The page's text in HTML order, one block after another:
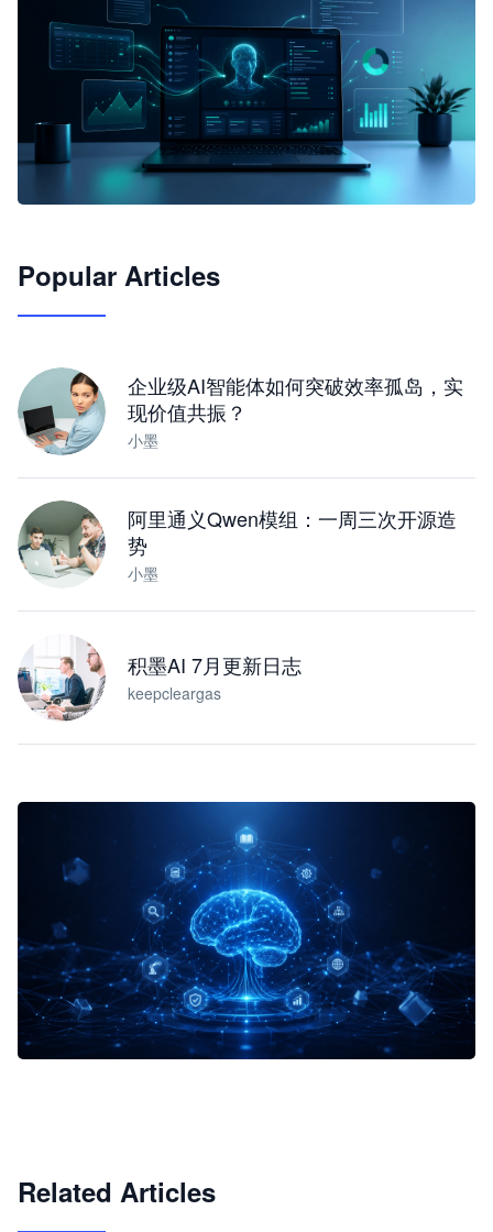
JimoClaw 桌面 AI Agent 工作台
Popular Articles
企业级AI智能体如何突破效率孤岛，实
现价值共振？
小墨
阿里通义Qwen模组：一周三次开源造
势
小墨
积墨AI 7月更新日志
keepcleargas
Related Articles